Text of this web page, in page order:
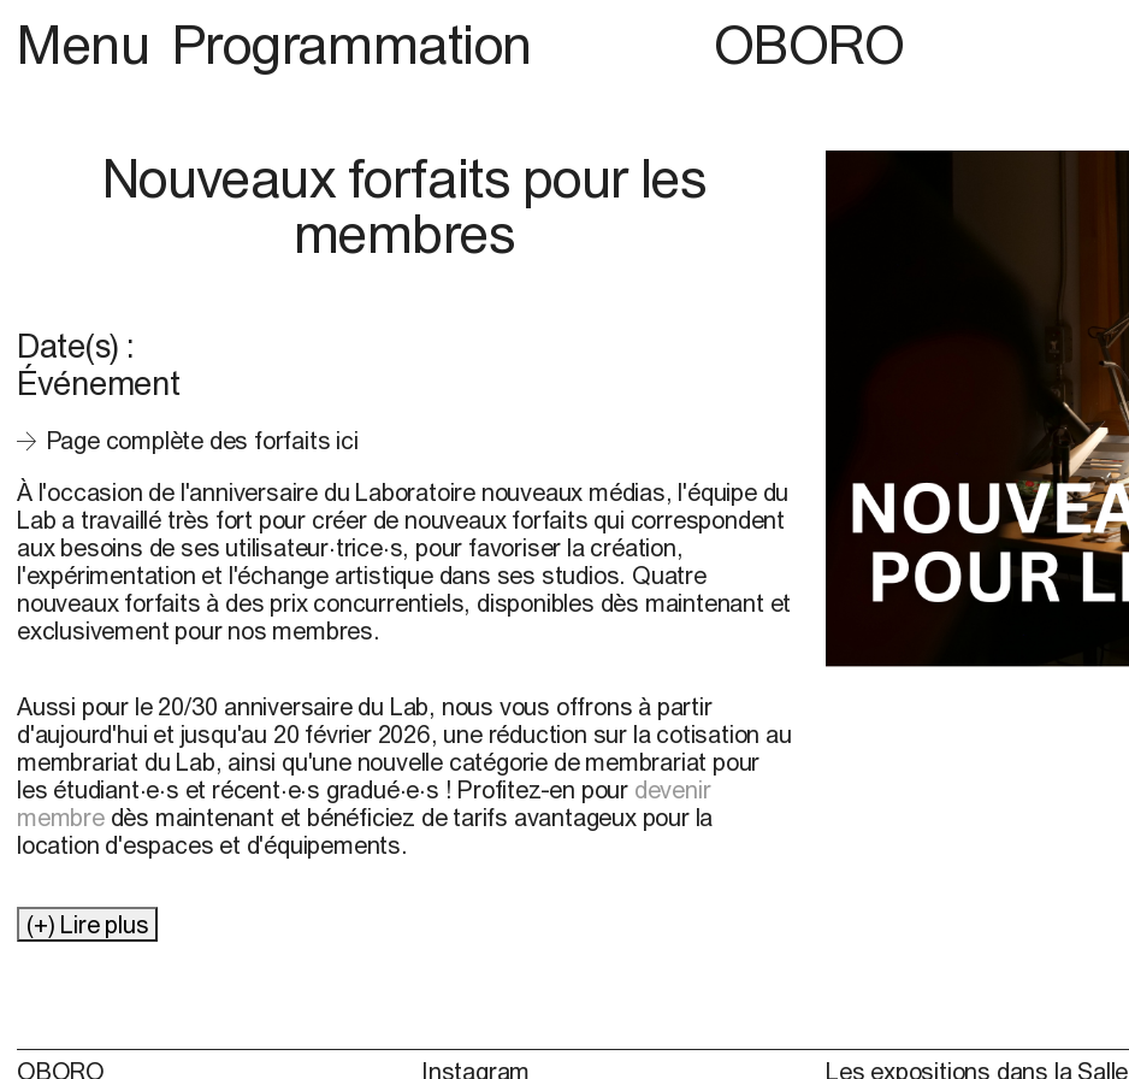
Menu Programmation OBORO
Nouveaux forfaits pour les
membres
Date(s) :
Événement
Page complète des forfaits ici
À l'occasion de l'anniversaire du Laboratoire nouveaux médias, l'équipe du
Lab a travaillé très fort pour créer de nouveaux forfaits qui correspondent
aux besoins de ses utilisateur·trice·s, pour favoriser la création,
l'expérimentation et l'échange artistique dans ses studios. Quatre
nouveaux forfaits à des prix concurrentiels, disponibles dès maintenant et
exclusivement pour nos membres.
Aussi pour le 20/30 anniversaire du Lab, nous vous offrons à partir
d'aujourd'hui et jusqu'au 20 février 2026, une réduction sur la cotisation au
membrariat du Lab, ainsi qu'une nouvelle catégorie de membrariat pour
les étudiant·e·s et récent·e·s gradué·e·s ! Profitez-en pour devenir
membredès maintenant et bénéficiez de tarifs avantageux pour la
location d'espaces et d'équipements.
(+) Lire plus
OBORO Instagram Les expositions dans la Salle